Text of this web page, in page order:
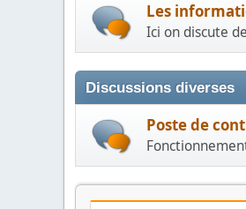
Les
Ici on discute
Discussions diverses
Poste de